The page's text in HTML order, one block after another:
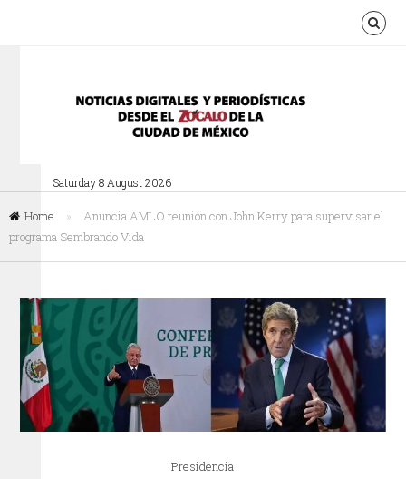
Saturday 8 August 2026
Home »
Anuncia AMLO reunión con John Kerry para supervisar el
programa Sembrando Vida
Presidencia